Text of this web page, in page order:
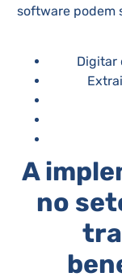
software podem
Digitar
A
no